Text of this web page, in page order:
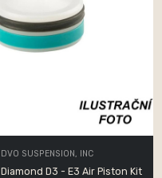
DVO SUSPENSION, INC
Diamond D3 - E3 Air Piston Kit